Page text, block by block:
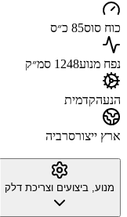
כוח סוס85 כ״ס
נפח מנוע1248 סמ״ק
הנעהקדמית
ארץ ייצורסרביה
מנוע, ביצועים וצריכת דלק